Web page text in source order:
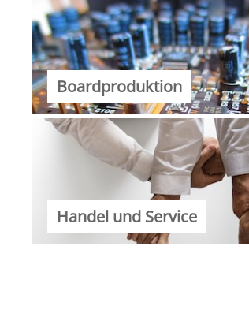
Boardproduktion
Handel und Service